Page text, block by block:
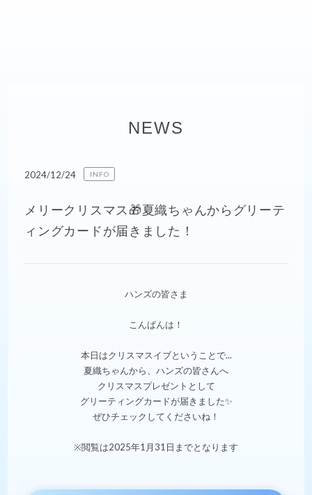
NEWS
2024/12/24 INFO
メリークリスマス🎁夏織ちゃんからグリーテ
ィングカードが届きました！
ハンズの皆さま
こんばんは！
本日はクリスマスイブということで...
夏織ちゃんから、ハンズの皆さんへ
クリスマスプレゼントとして
グリーティングカードが届きました✨
ぜひチェックしてくださいね！
※閲覧は2025年1月31日までとなります